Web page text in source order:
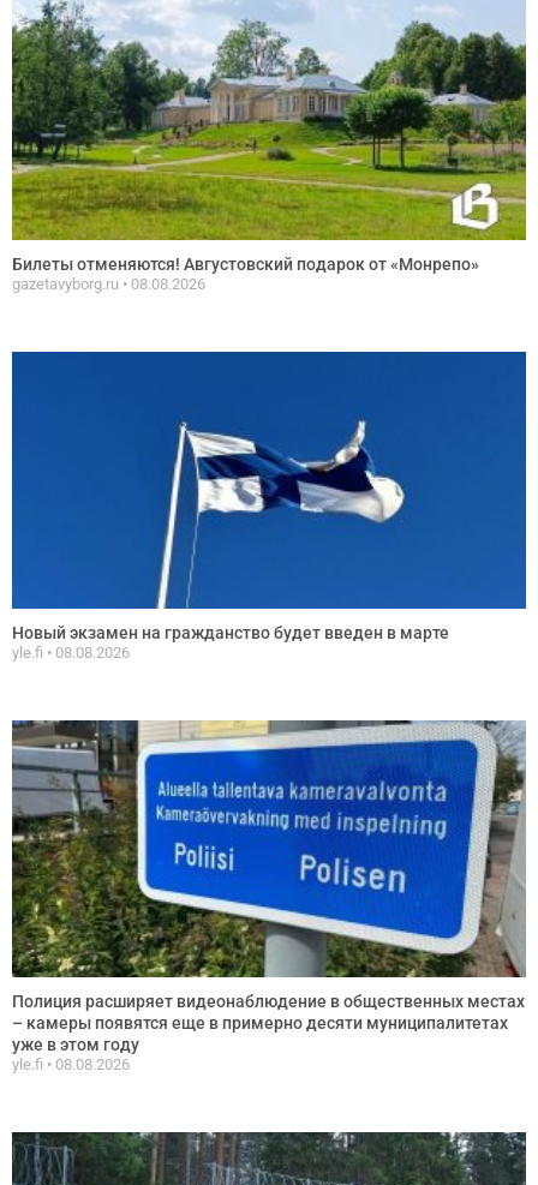
Билеты отменяются! Августовский подарок от «Монрепо»
gazetavyborg.ru 08.08.2026
Новый экзамен на гражданство будет введен в марте
yle.fi 08.08.2026
Полиция расширяет видеонаблюдение в общественных местах
– камеры появятся еще в примерно десяти муниципалитетах
уже в этом году
yle.fi 08.08.2026